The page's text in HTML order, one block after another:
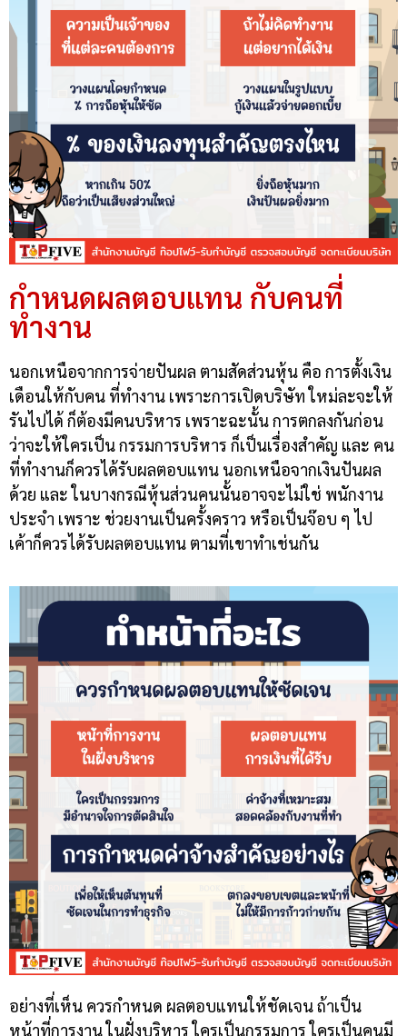
กำหนดผลตอบแทน กับคนที่
ทำงาน
นอกเหนือจากการจ่ายปันผล ตามสัดส่วนหุ้น คือ การตั้งเงิน
เดือนให้กับคน ที่ทำงาน เพราะการเปิดบริษัท ใหม่ละจะให้
รันไปได้ ก็ต้องมีคนบริหาร เพราะฉะนั้น การตกลงกันก่อน
ว่าจะให้ใครเป็น กรรมการบริหาร ก็เป็นเรื่องสำคัญ และ คน
ที่ทำงานก็ควรได้รับผลตอบแทน นอกเหนือจากเงินปันผล
ด้วย และ ในบางกรณีหุ้นส่วนคนนั้นอาจจะไม่ใช่ พนักงาน
ประจำ เพราะ ช่วยงานเป็นครั้งคราว หรือเป็นจ๊อบ ๆ ไป
เค้าก็ควรได้รับผลตอบแทน ตามที่เขาทำเช่นกัน
อย่างที่เห็น ควรกำหนด ผลตอบแทนให้ชัดเจน ถ้าเป็น
หน้าที่การงาน ในฝั่งบริหาร ใครเป็นกรรมการ ใครเป็นคนมี